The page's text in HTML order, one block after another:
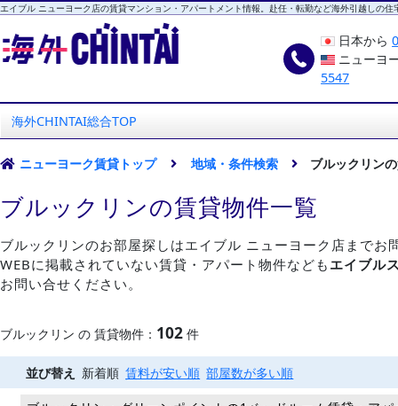
エイブル ニューヨーク店の賃貸マンション・アパートメント情報。赴任・転勤など海外引越しの住
日本から
ニューヨ
5547
海外CHINTAI総合TOP
ニューヨーク賃貸トップ 地域・条件検索 ブルックリン
ブルックリンの賃貸物件一覧
ブルックリンのお部屋探しはエイブル ニューヨーク店までお
WEBに掲載されていない賃貸・アパート物件なども エイブル
お問い合せください。
ブルックリン の 賃貸物件： 102 件
並び替え 新着順 賃料が安い順 部屋数が多い順